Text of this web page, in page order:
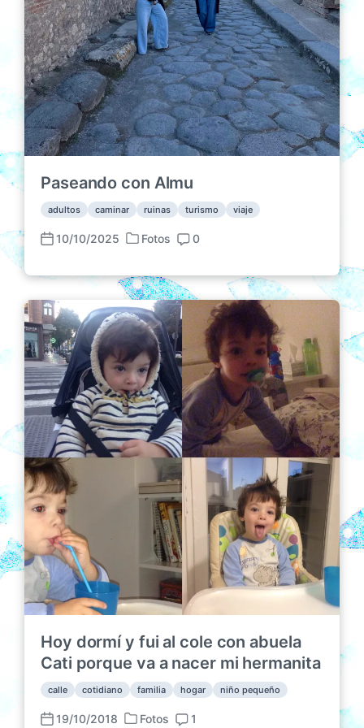
Paseando con Almu
adultos caminar ruinas turismo viaje
F
c
h
a
p
u
b
l
i
c
a
c
i
ó
n
10/10/2025
P
b
l
i
c
d
a
e
n
Fotos
C
m
e
n
t
a
r
i
o
s
0
Hoy dormí y fui al cole con abuela
Cati porque va a nacer mi hermanita
calle cotidiano familia hogar niño pequeño
19/10/2018 Fotos 1